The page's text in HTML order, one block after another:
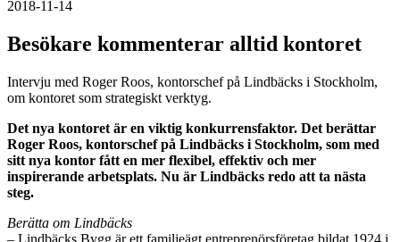
2018-11-14
Besökare kommenterar alltid kontoret
Intervju med Roger Roos, kontorschef på Lindbäcks i Stockholm,
om kontoret som strategiskt verktyg.
Det nya kontoret är en viktig konkurrensfaktor. Det berättar
Roger Roos, kontorschef på Lindbäcks i Stockholm, som med
sitt nya kontor fått en mer flexibel, effektiv och mer
inspirerande arbetsplats. Nu är Lindbäcks redo att ta nästa
steg.
Berätta om Lindbäcks
– Lindbäcks Bygg är ett familjeägt entreprenörsföretag bildat 1924 i